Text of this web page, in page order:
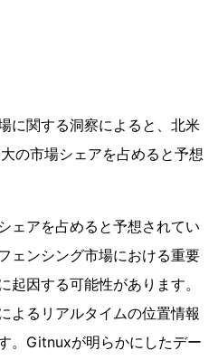
に関する洞察によると、北米
の市場シェアを占めると予想
ェアを占めると予想されてい
ェンシング市場における重要
起因する可能性があります。
よるリアルタイムの位置情報
。Gitnuxが明らかにしたデー